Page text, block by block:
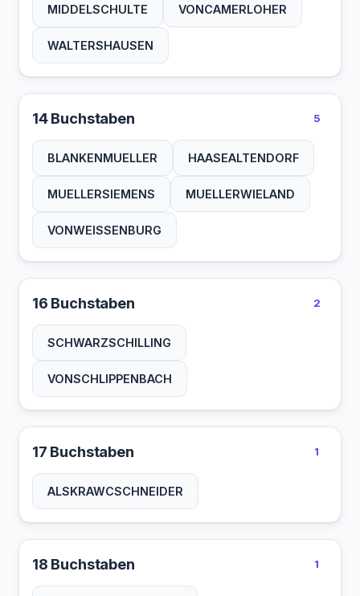
TROJAHN VINCENT VONBLON
WILHELM
WOYRSCH
ZILCHER
SCHNITTKE
SCHROEDER SCHWEIZER
TIETCHENS VONBEECKE
WIEDEBEIN
MIDDELSCHULTE VONCAMERLOHER
WALTERSHAUSEN
14 Buchstaben 5
BLANKENMUELLER HAASEALTENDORF
MUELLERSIEMENS MUELLERWIELAND
VONWEISSENBURG
16 Buchstaben 2
SCHWARZSCHILLING
VONSCHLIPPENBACH
17 Buchstaben 1
ALSKRAWCSCHNEIDER
18 Buchstaben 1